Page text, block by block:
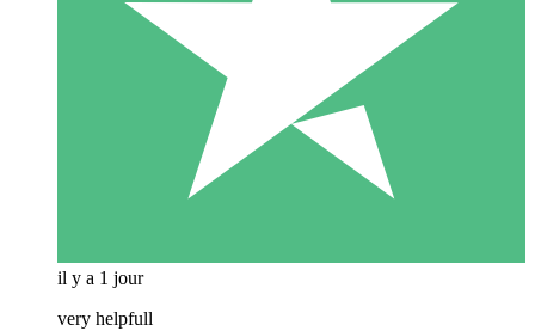
il y a 1 jour
very helpfull